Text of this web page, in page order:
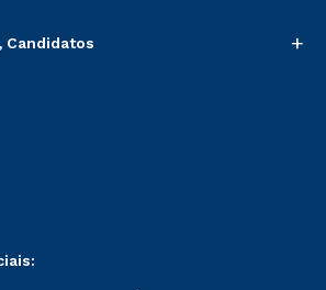
Candidatos +